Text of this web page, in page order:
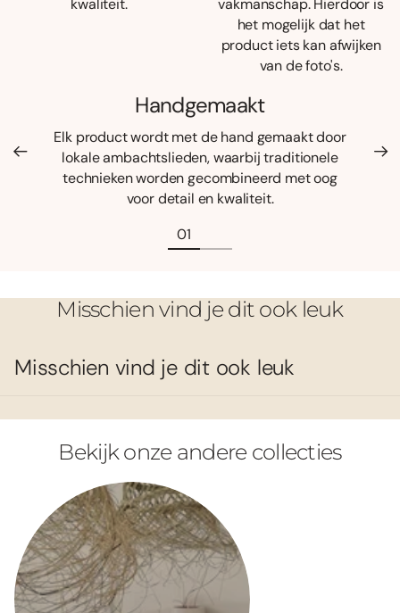
kwaliteit.
vakmanschap. Hierdoor is
het mogelijk dat het
product iets kan afwijken
van de foto's.
Handgemaakt
Elk product wordt met de hand gemaakt door
lokale ambachtslieden, waarbij traditionele
technieken worden gecombineerd met oog
voor detail en kwaliteit.
Misschien vind je dit ook leuk
Misschien vind je dit ook leuk
Bekijk onze andere collecties